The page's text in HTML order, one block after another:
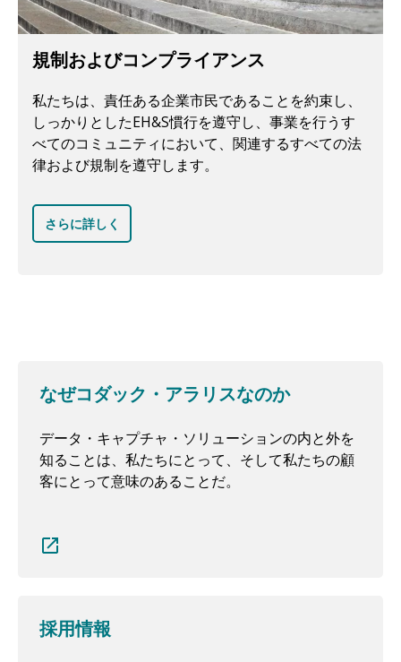
規制およびコンプライアンス
私たちは、責任ある企業市民であることを約束し、
しっかりとしたEH&S慣行を遵守し、事業を行うす
べてのコミュニティにおいて、関連するすべての法
律および規制を遵守します。
さらに詳しく
なぜコダック・アラリスなのか
データ・キャプチャ・ソリューションの内と外を
知ることは、私たちにとって、そして私たちの顧
客にとって意味のあることだ。
採用情報